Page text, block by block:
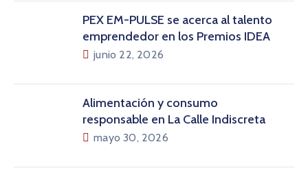
PEX EM-PULSE se acerca al talento
emprendedor en los Premios IDEA
junio 22, 2026
Alimentación y consumo
responsable en La Calle Indiscreta
mayo 30, 2026